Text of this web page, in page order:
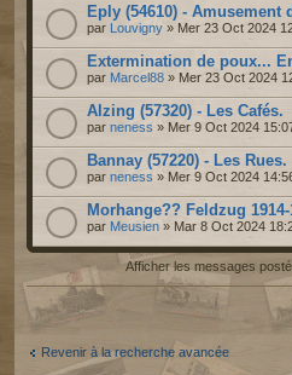
Eply (54610) - Amusement
par Louvigny » Mer 23 Oct 2024
Extermination de poux...
par Marcel88 » Mer 23 Oct 2024
Alzing (57320) - Les Cafés.
par neness » Mer 9 Oct 2024
Bannay (57220) - Les Rues.
par neness » Mer 9 Oct 2024
Morhange?? Feldzug 1914-
par Meusien » Mar 8 Oct 2024
Afficher les messages
Revenir à la recherche avancée